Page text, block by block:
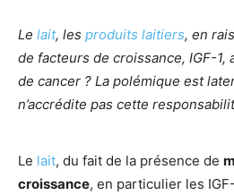
Le lait, les produits laitiers, en
de facteurs de croissance, IGF-
de cancer ? La polémique est
n’accrédite pas cette
Le lait, du fait de la présence de
croissance, en particulier les